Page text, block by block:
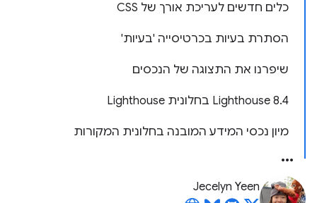
כלים חדשים לעריכת אורך של CSS
הסתרת בעיות בכרטיסייה 'בעיות'
שיפרנו את התצוגה של הנכסים
‫Lighthouse 8.4 בחלונית Lighthouse
מיון נכסי המידע המובנה בחלונית המקורות
Jecelyn Yeen